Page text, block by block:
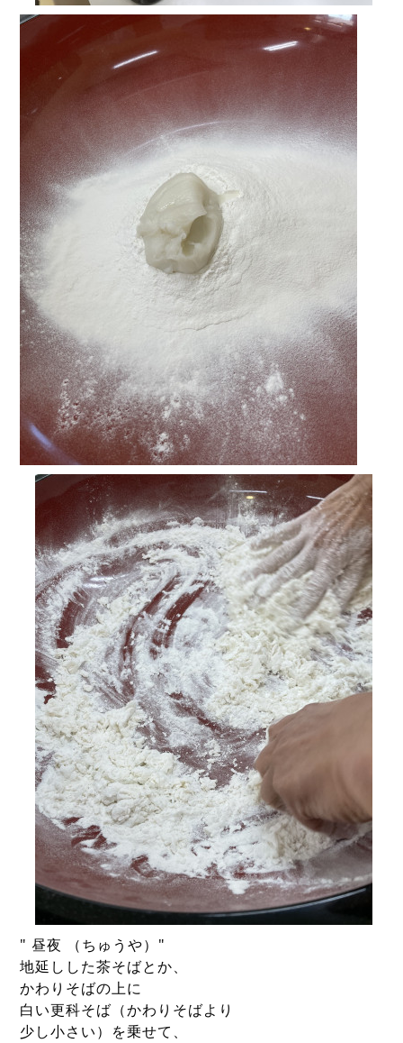
" 昼夜 （ちゅうや）"
地延しした茶そばとか、
かわりそばの上に
白い更科そば（かわりそばより
少し小さい）を乗せて、